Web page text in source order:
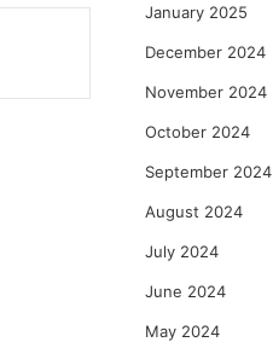
January 2025
December 2024
November 2024
October 2024
September 2024
August 2024
July 2024
June 2024
May 2024